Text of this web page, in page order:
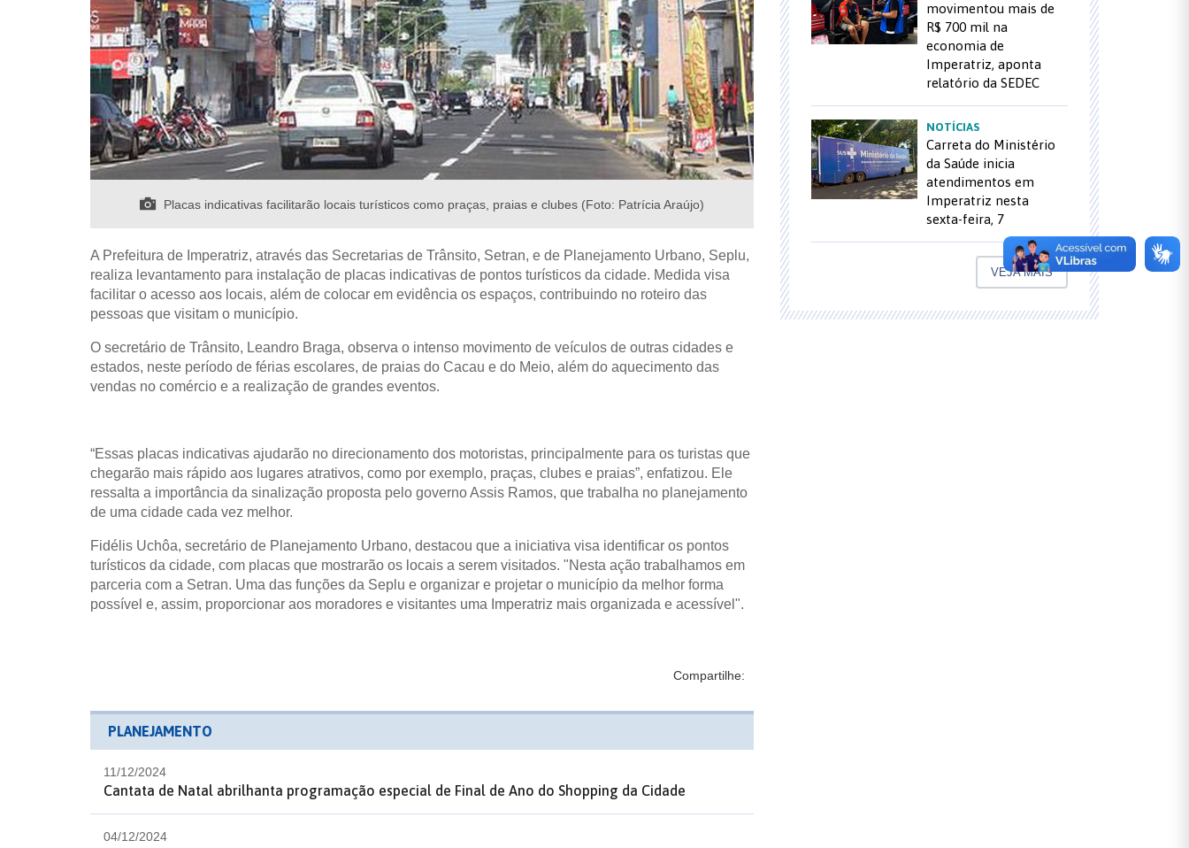
Placas indicativas facilitarão locais turísticos como praças, praias e clubes (Foto: Patrícia Araújo)
A Prefeitura de Imperatriz, através das Secretarias de Trânsito, Setran, e de Planejamento Urbano, Seplu,
realiza levantamento para instalação de placas indicativas de pontos turísticos da cidade. Medida visa
facilitar o acesso aos locais, além de colocar em evidência os espaços, contribuindo no roteiro das
pessoas que visitam o município.
O secretário de Trânsito, Leandro Braga, observa o intenso movimento de veículos de outras cidades e
estados, neste período de férias escolares, de praias do Cacau e do Meio, além do aquecimento das
vendas no comércio e a realização de grandes eventos.
“Essas placas indicativas ajudarão no direcionamento dos motoristas, principalmente para os turistas que
chegarão mais rápido aos lugares atrativos, como por exemplo, praças, clubes e praias”, enfatizou. Ele
ressalta a importância da sinalização proposta pelo governo Assis Ramos, que trabalha no planejamento
de uma cidade cada vez melhor.
Fidélis Uchôa, secretário de Planejamento Urbano, destacou que a iniciativa visa identificar os pontos
turísticos da cidade, com placas que mostrarão os locais a serem visitados. "Nesta ação trabalhamos em
parceria com a Setran. Uma das funções da Seplu e organizar e projetar o município da melhor forma
possível e, assim, proporcionar aos moradores e visitantes uma Imperatriz mais organizada e acessível".
Compartilhe:
PLANEJAMENTO
11/12/2024
Cantata de Natal abrilhanta programação especial de Final de Ano do Shopping da Cidade
04/12/2024
movimentou mais de
R$ 700 mil na
economia de
Imperatriz, aponta
relatório da SEDEC
NOTÍCIAS
Carreta do Ministério
da Saúde inicia
atendimentos em
Imperatriz nesta
sexta-feira, 7
VEJA MAIS